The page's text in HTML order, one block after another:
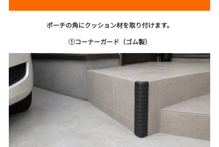
ポーチの角にクッション材を取り付けます。
①コーナーガード（ゴム製）